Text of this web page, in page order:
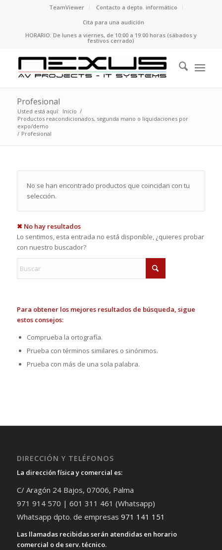
TeamViewer
Contacto a depto. informático
Cita para una audición
HORARIO: De lunes a viernes, de 10:00 a 19:00 horas (sábados y
festivos cerrado)
Profesional
Usted está aquí: Inicio /
Productos reacondicionados, segunda mano o liquidaciones por
expo/demo
/ Profesional
No se han encontrado productos que coincidan con tu
selección.
✖ No hay resultados
Lo sentimos, esta entrada no está disponible, ¿quieres probar
con nuestro buscador?
Para obtener los mejores resultados de búsqueda, sigue
estos consejos:
Comprueba la ortografía.
Prueba con términos similares o sinónimos.
Prueba con más de una sola palabra.
DIRECCIÓN Y TELÉFONOS
La dirección física y comercial es:
C/ Aragón 24 Bajos, 07006, Palma
971 914 570 | 601 311 461 (Whatsapp)
Whatsapp dpto. de empresas 971 141 151
Las llamadas recibidas serán atendidas en horario
comercial o de serv. técnico.